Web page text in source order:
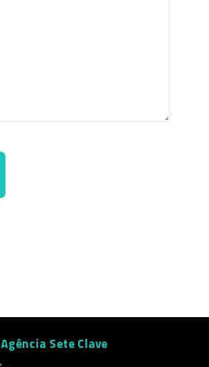
Agência Sete Clave